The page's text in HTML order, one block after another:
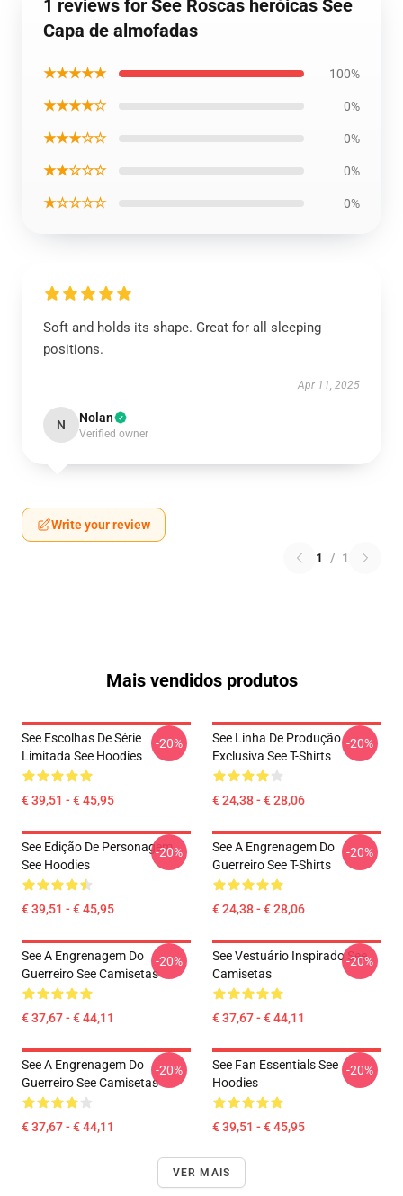
1 reviews for See Roscas heróicas See
Capa de almofadas
★★★★★ 100%
★★★★☆ 0%
★★★☆☆ 0%
★★☆☆☆ 0%
★☆☆☆☆ 0%
Soft and holds its shape. Great for all sleeping
positions.
Apr 11, 2025
N Nolan
Verified owner
Write your review
1 / 1
Mais vendidos produtos
See Escolhas De Série
Limitada See Hoodies
€ 39,51 - € 45,95
-20%
See Linha De Produção
Exclusiva See T-Shirts
€ 24,38 - € 28,06
-20%
See Edição De Personagem
See Hoodies
€ 39,51 - € 45,95
-20%
See A Engrenagem Do
Guerreiro See T-Shirts
€ 24,38 - € 28,06
-20%
See A Engrenagem Do
Guerreiro See Camisetas
€ 37,67 - € 44,11
-20%
See Vestuário Inspirado See
Camisetas
€ 37,67 - € 44,11
-20%
See A Engrenagem Do
Guerreiro See Camisetas
€ 37,67 - € 44,11
-20%
See Fan Essentials See
Hoodies
€ 39,51 - € 45,95
-20%
VER MAIS